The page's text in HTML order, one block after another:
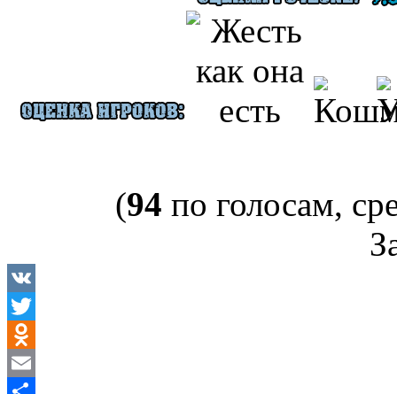
(94 по голосам,
VK
Twitter
Odnoklassniki
Email